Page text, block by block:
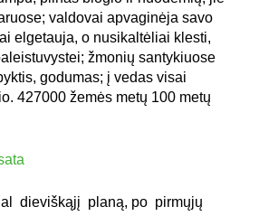
valdovai apvaginėja savo
elgetauja, o nusikaltėliai klesti,
žmonių santykiuose
godumas; į vedas visai
427000 žemės metų 100 metų
dieviškąjį planą, po pirmųjų